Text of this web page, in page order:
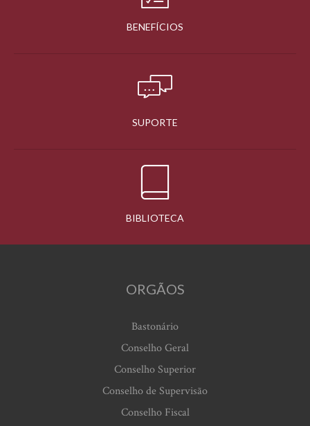
BENEFÍCIOS
SUPORTE
BIBLIOTECA
ORGÃOS
Bastonário
Conselho Geral
Conselho Superior
Conselho de Supervisão
Conselho Fiscal